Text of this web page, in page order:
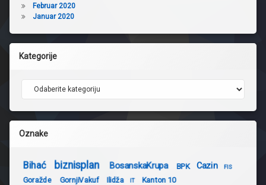
Februar 2020
Januar 2020
Kategorije
Kategorije
Oznake
Bihać biznisplan BosanskaKrupa BPK Cazin FIS
Goražde GornjiVakuf Ilidža IT Kanton 10